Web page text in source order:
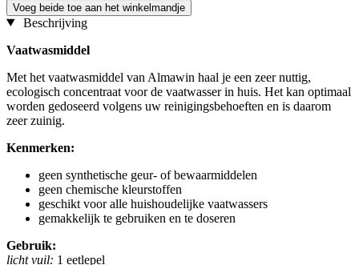
Voeg beide toe aan het winkelmandje
Beschrijving
Vaatwasmiddel
Met het vaatwasmiddel van Almawin haal je een zeer nuttig,
ecologisch concentraat voor de vaatwasser in huis. Het kan optimaal
worden gedoseerd volgens uw reinigingsbehoeften en is daarom
zeer zuinig.
Kenmerken:
geen synthetische geur- of bewaarmiddelen
geen chemische kleurstoffen
geschikt voor alle huishoudelijke vaatwassers
gemakkelijk te gebruiken en te doseren
Gebruik:
licht vuil: 1 eetlepel